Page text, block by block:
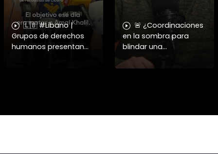
🇱🇧 #Libano |
Grupos de derechos
humanos presentan
🚨 ¿Coordinaciones
en la sombra para
blindar una
candidatura
presidencial? Nuevos